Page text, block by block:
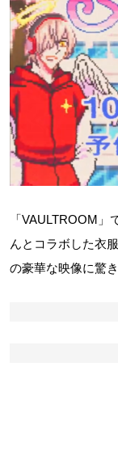
「VAULTROOM
んとコラボした衣
の豪華な映像に驚